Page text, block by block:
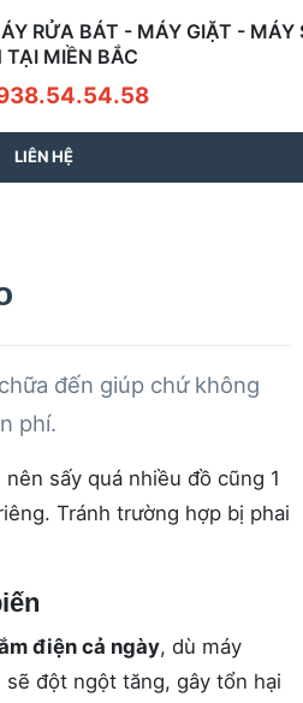
RỬA BÁT - MÁY GIẶT - MÁY
MIỀN BẮC
LIÊN HỆ
đến giúp chứ không
phí.
sấy quá nhiều đồ cũng 1
Tránh trường hợp bị phai
điện cả ngày, dù máy
đột ngột tăng, gây tổn hại